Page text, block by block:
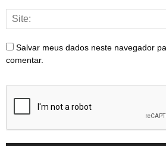
Salvar meus dados neste navegador
comentar.